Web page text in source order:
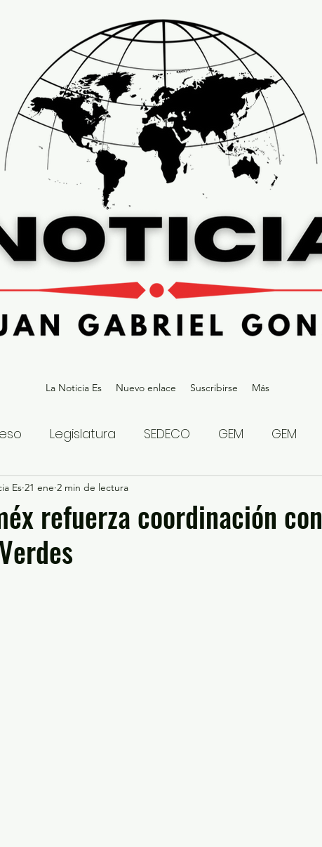
La Noticia Es Nuevo enlace Suscribirse Más
Legislatura SEDECO GEM GEM
Gubernatura Edoméx 2023
Seguridad y Justicia
refuerza coordinación con
Es 21 ene 2 min de lectura